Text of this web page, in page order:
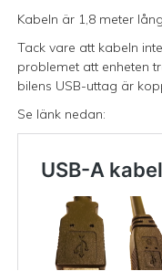
Kabeln är 1,8 meter lång
Tack vare att kabeln
problemet att enheten
bilens USB-uttag är
Se länk nedan: